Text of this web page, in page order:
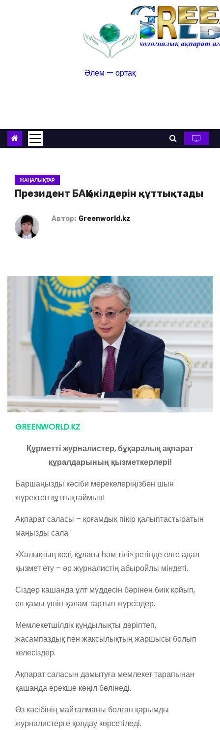
Әлем — ортақ
ЖАҢАЛЫҚТАР
Президент БАҚ өкілдерін құттықтады
Автор: Greenworld.kz
GREENWORLD.KZ
Құрметті журналистер, бұқаралық ақпарат
құралдарының қызметкерлері!
Баршаңызды кәсіби мерекелеріңізбен шын
жүректен құттықтаймын!
Ақпарат саласы – қоғамдық пікір қалыптастыратын
маңызды сала.
«Халықтың көзі, құлағы һәм тілі» ретінде елге адал
қызмет ету – әр журналистің абыройлы міндеті.
Сіздер қашанда ұлт мүддесін бәрінен биік қойып,
ел қамы үшін қалам тартып жүрсіздер.
Мемлекетшілдік құндылықты дәріптеп,
жасампаздық пен жақсылықтың жаршысы болып
келесіздер.
Ақпарат саласын дамытуға мемлекет тарапынан
қашанда ерекше көңіл бөлінеді.
Өз кәсібінің майталманы болған қарымды
журналистерге қолдау көрсетіледі.